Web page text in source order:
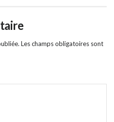
Les champs obligatoires sont